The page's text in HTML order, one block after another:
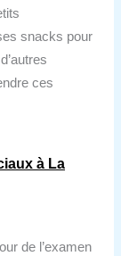
snacks pour
ces
à La
de l’examen